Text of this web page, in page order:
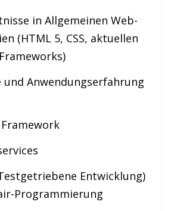
in Allgemeinen Web-
(HTML 5, CSS, aktuellen
und Anwendungserfahrung
Entwicklung)
Programmierung